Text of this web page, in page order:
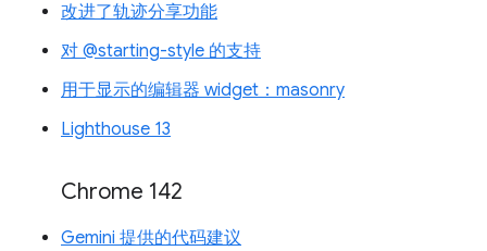
改进了轨迹分享功能
对 @starting-style 的支持
用于显示的编辑器 widget：masonry
Lighthouse 13
Chrome 142
Gemini 提供的代码建议